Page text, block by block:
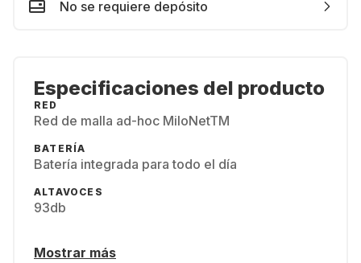
No se requiere depósito
Especificaciones del producto
RED
Red de malla ad-hoc MiloNetTM
BATERÍA
Batería integrada para todo el día
ALTAVOCES
93db
Mostrar más